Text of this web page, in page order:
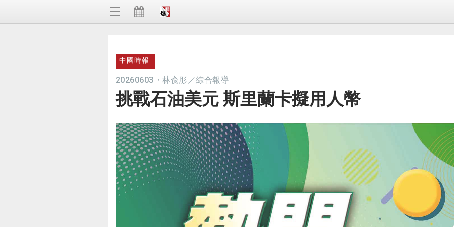
中國時報
20260603 ・ 林兪彤／綜合報導
挑戰石油美元 斯里蘭卡擬用人幣